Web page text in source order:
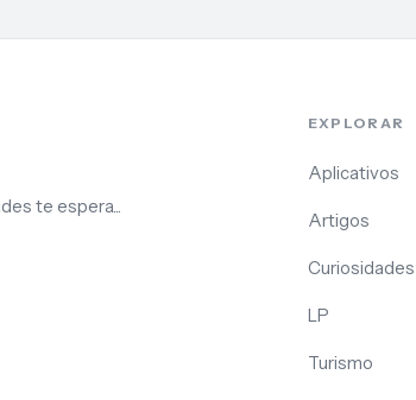
te espera...
EXPLORAR
Aplicativos
Artigos
Curiosidades
LP
Turismo